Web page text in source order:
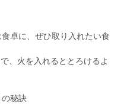
卓に、ぜひ取り入れたい食
、火を入れるととろけるよ
秘訣